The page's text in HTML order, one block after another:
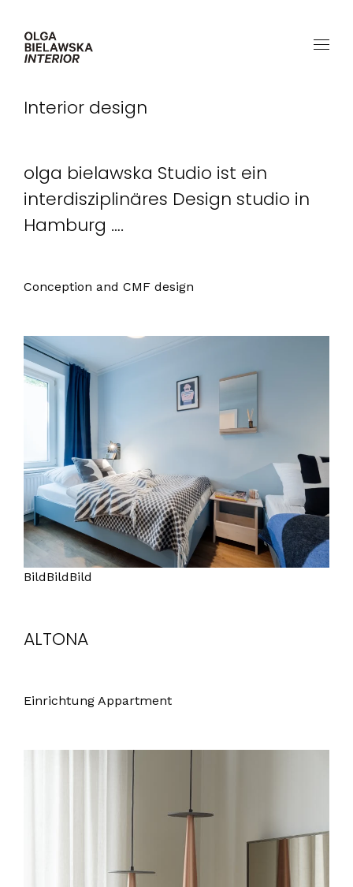
Interior design
olga bielawska Studio ist ein
interdisziplinäres Design studio in
Hamburg ….
Conception and CMF design
BildBildBild
ALTONA
Einrichtung Appartment